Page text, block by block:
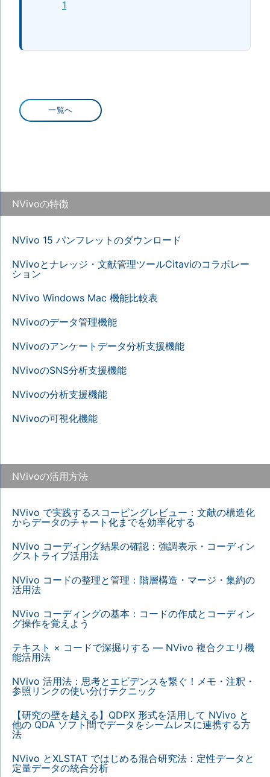
1
一覧へ
NVivoの特徴
NVivo 15 パンフレットのダウンロード
NVivoとナレッジ・文献管理ツールCitaviのコラボレー
ション
NVivo Windows Mac 機能比較表
NVivoのデータ管理機能
NVivoのアンケートデータ分析支援機能
NVivoのSNS分析支援機能
NVivoの分析支援機能
NVivoの可視化機能
NVivoの活用方法
NVivo で実践するスコーピングレビュー：文献の構造化
からデータのチャート化までを効率化する
NVivo コーディング結果の確認：強調表示・コーディン
グストライプ活用法
NVivo コードの整理と管理：階層構造・マージ・集約の
活用法
NVivo コーディングの基本：コードの作成とコーディン
グ操作を覚えよう
テキスト × コードで深掘りする — NVivo 複合クエリ機
能活用法
NVivo 活用法：思考とエビデンスを繋ぐ！メモ・注釈・
参照リンクの使い分けテクニック
【研究の壁を越える】QDPX 形式を活用して NVivo と
他の QDA ソフト間でデータをシームレスに連携する方
法
NVivo とXLSTAT ではじめる混合研究法：定性データと
定量データの統合分析